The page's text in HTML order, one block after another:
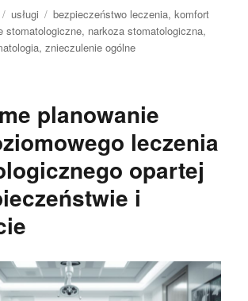
Kategorie
usługi Tagi
bezpieczeństwo leczenia,komfort
stomatologiczne, narkoza stomatologiczna,
,znieczulenie ogólne
planowanie
leczenia
opartej
i